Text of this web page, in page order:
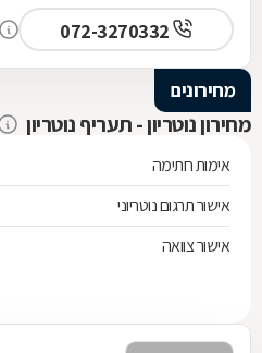
מחירונים
מחירון נוטריון - תעריף נוטריון
אימות חתימה
אישור תרגום נוטריוני
אישור צוואה